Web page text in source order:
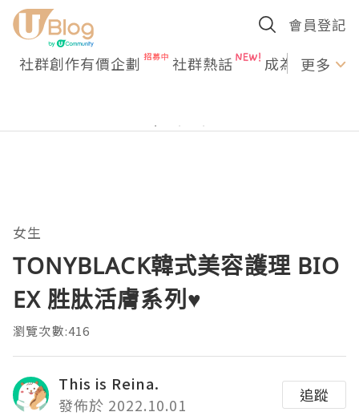
會員登記
社群創作有價企劃 社群熱話 成為U更多
女生
TONYBLACK韓式美容護理 BIO
EX 胜肽活膚系列♥️
瀏覽次數:416
This is Reina.
發佈於 2022.10.01
追蹤